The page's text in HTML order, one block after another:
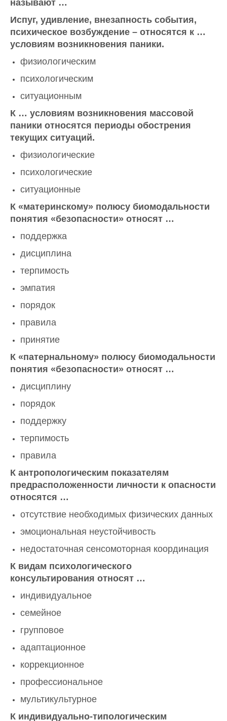
называют …
Испуг, удивление, внезапность события,
психическое возбуждение – относятся к …
условиям возникновения паники.
физиологическим
психологическим
ситуационным
К … условиям возникновения массовой
паники относятся периоды обострения
текущих ситуаций.
физиологические
психологические
ситуационные
К «материнскому» полюсу биомодальности
понятия «безопасности» относят …
поддержка
дисциплина
терпимость
эмпатия
порядок
правила
принятие
К «патернальному» полюсу биомодальности
понятия «безопасности» относят …
дисциплину
порядок
поддержку
терпимость
правила
К антропологическим показателям
предрасположенности личности к опасности
относятся …
отсутствие необходимых физических данных
эмоциональная неустойчивость
недостаточная сенсомоторная координация
К видам психологического
консультирования относят …
индивидуальное
семейное
групповое
адаптационное
коррекционное
профессиональное
мультикультурное
К индивидуально-типологическим